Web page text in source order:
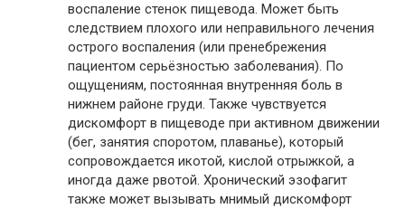
воспаление стенок пищевода. Может быть
следствием плохого или неправильного лечения
острого воспаления (или пренебрежения
пациентом серьёзностью заболевания). По
ощущениям, постоянная внутренняя боль в
нижнем районе груди. Также чувствуется
дискомфорт в пищеводе при активном движении
(бег, занятия споротом, плаванье), который
сопровождается икотой, кислой отрыжкой, а
иногда даже рвотой. Хронический эзофагит
также может вызывать мнимый дискомфорт